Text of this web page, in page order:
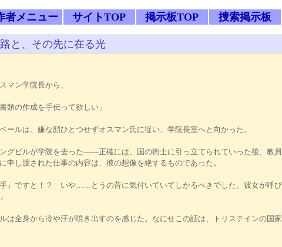
者メニュー サイトTOP 掲示板TOP 捜索掲示板
、その先に在る光
ン学院長から、
類の作成を手伝って欲しい」
ルは、嫌な顔ひとつせずオスマン氏に従い、学院長室へと向かった。
グビルが学院を去った――正確には、国の衛士に引っ立てられていった後、教
し渡された仕事の内容は、彼の想像を絶するものであった。
手』ですと！？ いや……とうの昔に気付いていてしかるべきでした。彼女が呼
全身から冷や汗が噴き出すのを感じた。なにせこの話は、トリステインの国